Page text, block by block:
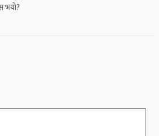
भयो?